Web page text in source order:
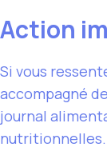
Action
Si vous
accompagné
journal
nutritionnelles.